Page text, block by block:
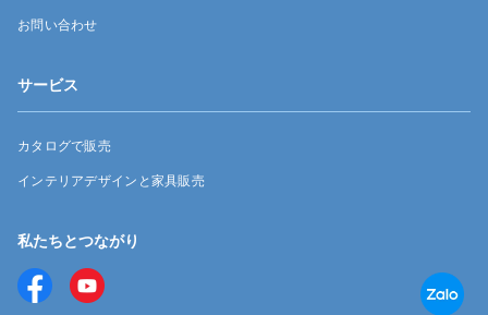
お問い合わせ
サービス
カタログで販売
インテリアデザインと家具販売
私たちとつながり